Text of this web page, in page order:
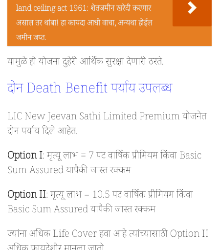
land ceiling act 1961: शेतजमीन खरेदी करणार
असाल तर थांबा! हा कायदा आधी वाचा, अन्यथा होईल
जमीन जप्त.
यामुळे ही योजना दुहेरी आर्थिक सुरक्षा देणारी ठरते.
दोन Death Benefit पर्याय उपलब्ध
LIC New Jeevan Sathi Limited Premium योजनेत
दोन पर्याय दिले आहेत.
Option I: मृत्यू लाभ = 7 पट वार्षिक प्रीमियम किंवा Basic
Sum Assured यापैकी जास्त रक्कम
Option II: मृत्यू लाभ = 10.5 पट वार्षिक प्रीमियम किंवा
Basic Sum Assured यापैकी जास्त रक्कम
ज्यांना अधिक Life Cover हवा आहे त्यांच्यासाठी Option II